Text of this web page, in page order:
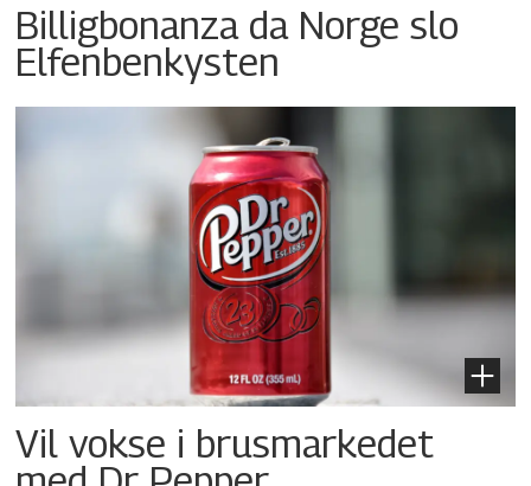
Billigbonanza da Norge slo
Elfenbenkysten
Vil vokse i brusmarkedet